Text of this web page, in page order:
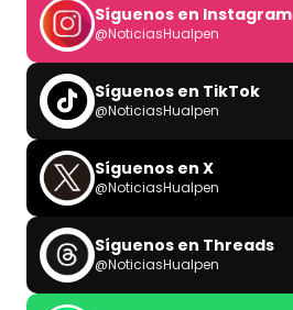
Síguenos en Instagram
@NoticiasHualpen
Síguenos en TikTok
@NoticiasHualpen
Síguenos en X
@NoticiasHualpen
Síguenos en Threads
@NoticiasHualpen